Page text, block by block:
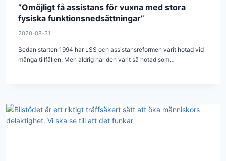
”Omöjligt få assistans för vuxna med stora
fysiska funktionsnedsättningar”
2020-08-31
Sedan starten 1994 har LSS och assistansreformen varit hotad vid
många tillfällen. Men aldrig har den varit så hotad som…